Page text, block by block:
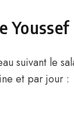
suivant le
et par jour :